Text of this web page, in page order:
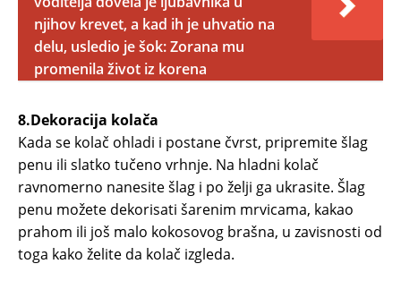
njihov krevet, a kad ih je uhvatio na
delu, usledio je šok: Zorana mu
promenila život iz korena
8.Dekoracija kolača
Kada se kolač ohladi i postane čvrst, pripremite šlag
penu ili slatko tučeno vrhnje. Na hladni kolač
ravnomerno nanesite šlag i po želji ga ukrasite. Šlag
penu možete dekorisati šarenim mrvicama, kakao
prahom ili još malo kokosovog brašna, u zavisnosti od
toga kako želite da kolač izgleda.